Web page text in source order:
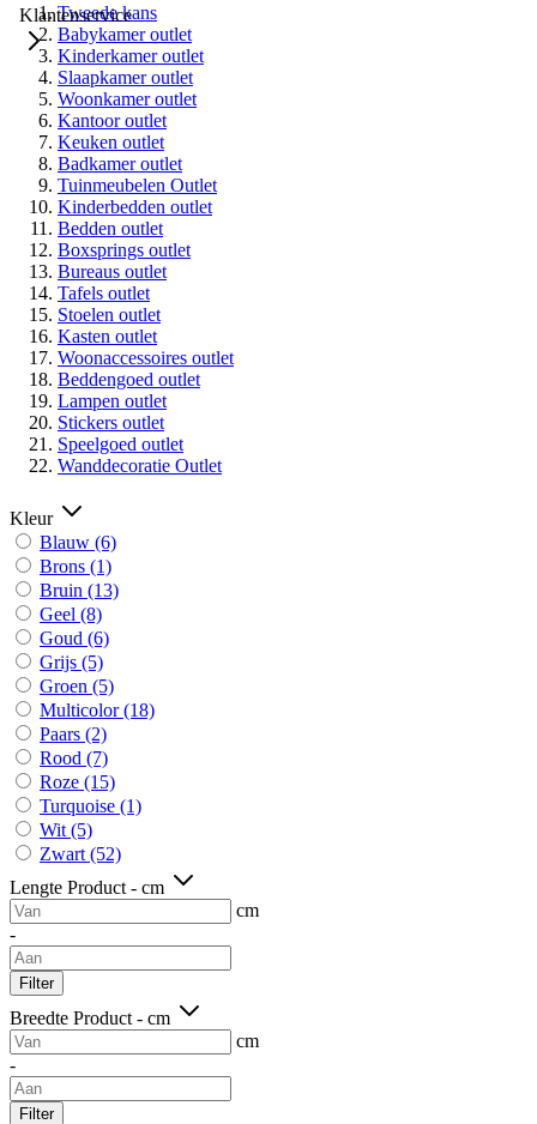
Klantenservice
Tweede kans
Babykamer outlet
Kinderkamer outlet
Slaapkamer outlet
Woonkamer outlet
Kantoor outlet
Keuken outlet
Badkamer outlet
Tuinmeubelen Outlet
Kinderbedden outlet
Bedden outlet
Boxsprings outlet
Bureaus outlet
Tafels outlet
Stoelen outlet
Kasten outlet
Woonaccessoires outlet
Beddengoed outlet
Lampen outlet
Stickers outlet
Speelgoed outlet
Wanddecoratie Outlet
Kleur
Blauw (6)
Brons (1)
Bruin (13)
Geel (8)
Goud (6)
Grijs (5)
Groen (5)
Multicolor (18)
Paars (2)
Rood (7)
Roze (15)
Turquoise (1)
Wit (5)
Zwart (52)
Lengte Product - cm
cm
-
Filter
Breedte Product - cm
cm
-
Filter